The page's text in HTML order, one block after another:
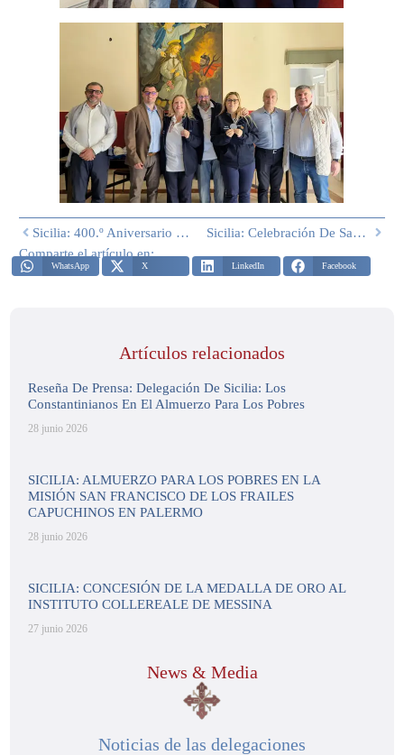
Sicilia: 400.º Aniversario De La Fiesta Del Santísimo Crucifijo En Monreale
Sicilia: Celebración De San Jorge En Barrafranca En La Iglesia De Maria SS Dell’Itria
Comparte el artículo en:
WhatsApp X LinkedIn Facebook
Artículos relacionados
Reseña De Prensa: Delegación De Sicilia: Los
Constantinianos En El Almuerzo Para Los Pobres
28 junio 2026
SICILIA: ALMUERZO PARA LOS POBRES EN LA
MISIÓN SAN FRANCISCO DE LOS FRAILES
CAPUCHINOS EN PALERMO
28 junio 2026
SICILIA: CONCESIÓN DE LA MEDALLA DE ORO AL
INSTITUTO COLLEREALE DE MESSINA
27 junio 2026
News & Media
Noticias de las delegaciones